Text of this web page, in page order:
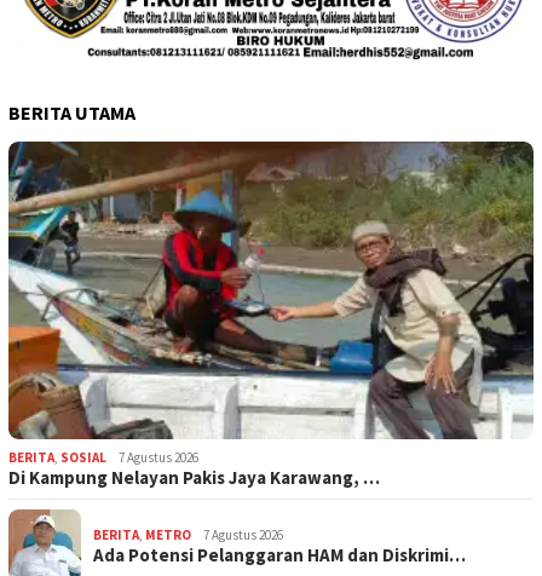
BERITA UTAMA
BERITA, SOSIAL 7 Agustus 2026
Di Kampung Nelayan Pakis Jaya Karawang, …
BERITA, METRO 7 Agustus 2026
Ada Potensi Pelanggaran HAM dan Diskrimi…